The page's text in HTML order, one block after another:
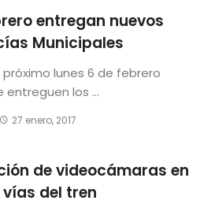
entregan nuevos
Municipales
próximo lunes 6 de febrero
los ...
27 enero, 2017
de videocámaras en
del tren